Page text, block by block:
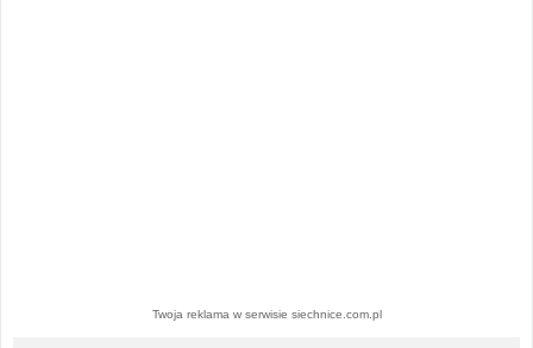
Twoja reklama w serwisie siechnice.com.pl